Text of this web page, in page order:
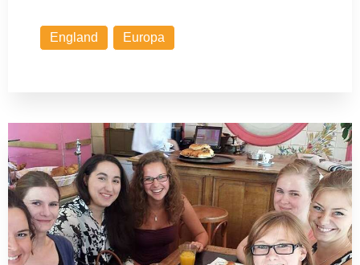
England Europa